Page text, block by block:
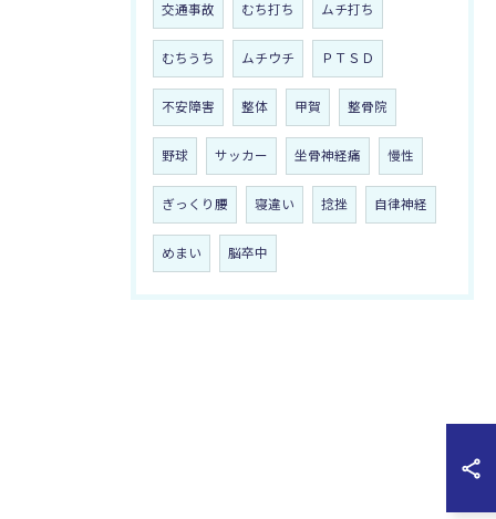
交通事故 むち打ち ムチ打ち
むちうち ムチウチ ＰＴＳＤ
不安障害 整体 甲賀 整骨院
野球 サッカー 坐骨神経痛 慢性
ぎっくり腰 寝違い 捻挫 自律神経
めまい 脳卒中